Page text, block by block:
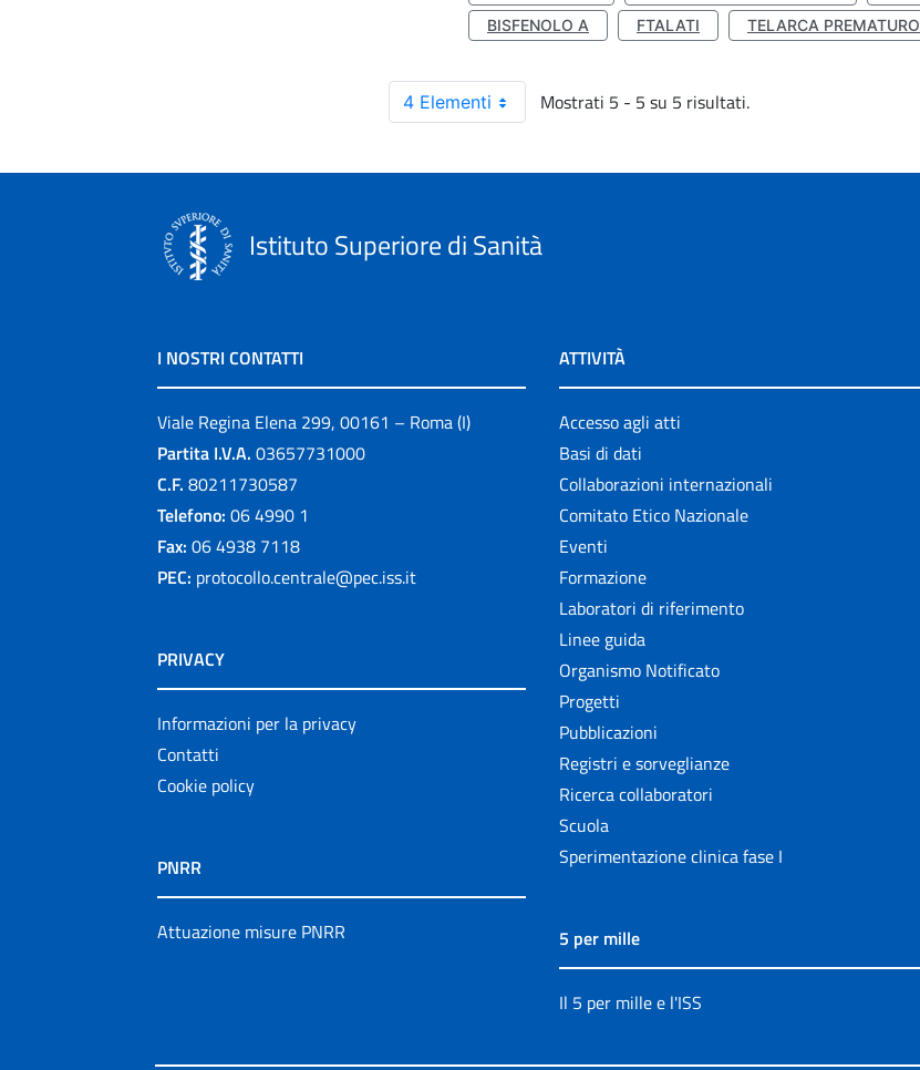
BISFENOLO A
FTALATI TELARCA PREMATURO
4 Elementi Mostrati 5 - 5 su 5 risultati.
Istituto Superiore di Sanità
I NOSTRI CONTATTI
Viale Regina Elena 299, 00161 – Roma (I)
Partita I.V.A. 03657731000
C.F. 80211730587
Telefono: 06 4990 1
Fax: 06 4938 7118
PEC: protocollo.centrale@pec.iss.it
PRIVACY
Informazioni per la privacy
Contatti
Cookie policy
PNRR
Attuazione misure PNRR
ATTIVITÀ
Accesso agli atti
Basi di dati
Collaborazioni internazionali
Comitato Etico Nazionale
Eventi
Formazione
Laboratori di riferimento
Linee guida
Organismo Notificato
Progetti
Pubblicazioni
Registri e sorveglianze
Ricerca collaboratori
Scuola
Sperimentazione clinica fase I
5 per mille
Il 5 per mille e l'ISS